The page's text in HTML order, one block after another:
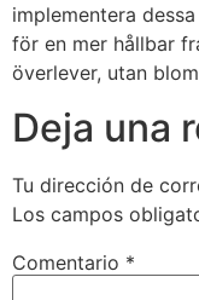
implementera
för en mer hållbar
överlever, utan
Deja una
Tu dirección de
Los campos
Comentario *